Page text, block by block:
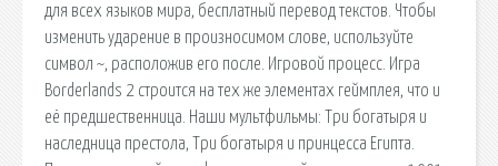
для всех языков мира, бесплатный перевод текстов. Чтобы
изменить ударение в произносимом слове, используйте
символ ~, расположив его после. Игровой процесс. Игра
Borderlands 2 строится на тех же элементах геймплея, что и
её предшественница. Наши мультфильмы: Три богатыря и
наследница престола, Три богатыря и принцесса Египта.